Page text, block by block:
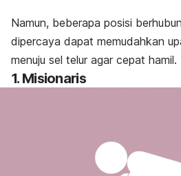
Namun, beberapa posisi
dipercaya dapat memudahkan
menuju sel telur agar cepat hamil.
1. Misionaris